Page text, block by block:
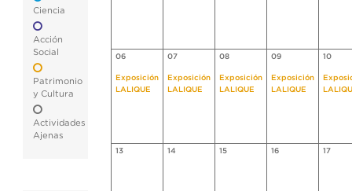
Ciencia
Acción
Social
Patrimonio
y Cultura
Actividades
Ajenas
06
Exposición
LALIQUE
07
Exposición
LALIQUE
08
Exposición
LALIQUE
09
Exposición
LALIQUE
10
13 14 15 16 17